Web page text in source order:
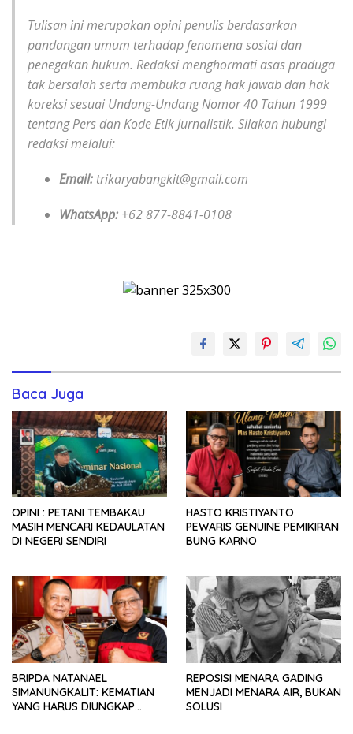
Tulisan ini merupakan opini penulis berdasarkan
pandangan umum terhadap fenomena sosial dan
penegakan hukum. Redaksi menghormati asas praduga
tak bersalah serta membuka ruang hak jawab dan hak
koreksi sesuai Undang-Undang Nomor 40 Tahun 1999
tentang Pers dan Kode Etik Jurnalistik. Silakan hubungi
redaksi melalui:
Email: trikaryabangkit@gmail.com
WhatsApp: +62 877-8841-0108
Baca Juga
OPINI : PETANI TEMBAKAU
MASIH MENCARI KEDAULATAN
DI NEGERI SENDIRI
HASTO KRISTIYANTO
PEWARIS GENUINE PEMIKIRAN
BUNG KARNO
BRIPDA NATANAEL
SIMANUNGKALIT: KEMATIAN
YANG HARUS DIUNGKAP
REPOSISI MENARA GADING
MENJADI MENARA AIR, BUKAN
SOLUSI